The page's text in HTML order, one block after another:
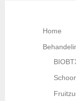
Home